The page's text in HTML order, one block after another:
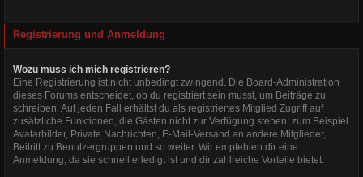
Registrierung und Anmeldung
Wozu muss ich mich registrieren?
Eine Registrierung ist nicht unbedingt zwingend. Die Board-Administration
dieses Forums entscheidet, ob du registriert sein musst, um Beiträge zu
schreiben. Auf jeden Fall erhältst du als registriertes Mitglied Zugriff auf
zusätzliche Funktionen, die Gästen nicht zur Verfügung stehen: zum Beispiel
Avatarbilder, Private Nachrichten, E-Mail-Versand an andere Mitglieder,
Beitritt zu Benutzergruppen und so weiter. Wir empfehlen dir eine
Anmeldung, da sie schnell erledigt ist und dir zahlreiche Vorteile bietet.